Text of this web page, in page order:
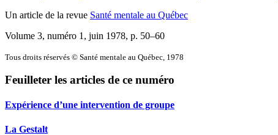
Un article de la revue Santé mentale au Québec
Volume 3, numéro 1, juin 1978, p. 50–60
Tous droits réservés © Santé mentale au Québec, 1978
Feuilleter les articles de ce numéro
Expérience d’une intervention de groupe
La Gestalt